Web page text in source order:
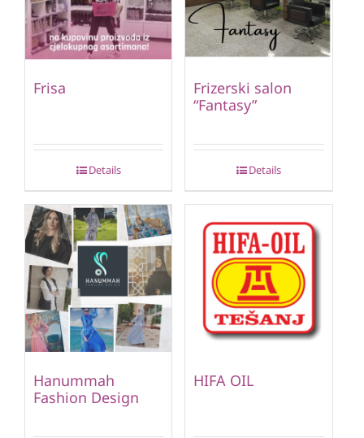
Frisa
Details
Frizerski salon
“Fantasy”
Details
Hanummah
Fashion Design
HIFA OIL